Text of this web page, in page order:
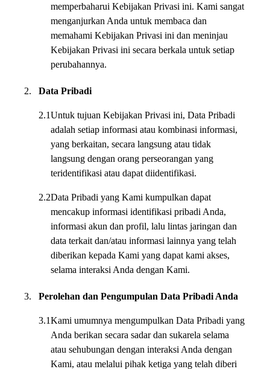
memperbaharui Kebijakan Privasi ini. Kami sangat
menganjurkan Anda untuk membaca dan
memahami Kebijakan Privasi ini dan meninjau
Kebijakan Privasi ini secara berkala untuk setiap
perubahannya.
2. Data Pribadi
2.1Untuk tujuan Kebijakan Privasi ini, Data Pribadi
adalah setiap informasi atau kombinasi informasi,
yang berkaitan, secara langsung atau tidak
langsung dengan orang perseorangan yang
teridentifikasi atau dapat diidentifikasi.
2.2Data Pribadi yang Kami kumpulkan dapat
mencakup informasi identifikasi pribadi Anda,
informasi akun dan profil, lalu lintas jaringan dan
data terkait dan/atau informasi lainnya yang telah
diberikan kepada Kami yang dapat kami akses,
selama interaksi Anda dengan Kami.
3. Perolehan dan Pengumpulan Data Pribadi Anda
3.1Kami umumnya mengumpulkan Data Pribadi yang
Anda berikan secara sadar dan sukarela selama
atau sehubungan dengan interaksi Anda dengan
Kami, atau melalui pihak ketiga yang telah diberi